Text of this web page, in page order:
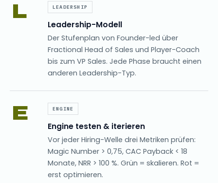
L LEADERSHIP
Leadership-Modell
Der Stufenplan von Founder-led über
Fractional Head of Sales und Player-Coach
bis zum VP Sales. Jede Phase braucht einen
anderen Leadership-Typ.
E ENGINE
Engine testen & iterieren
Vor jeder Hiring-Welle drei Metriken prüfen:
Magic Number > 0,75, CAC Payback < 18
Monate, NRR > 100 %. Grün = skalieren. Rot =
erst optimieren.